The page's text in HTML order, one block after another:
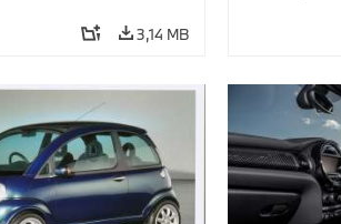
3,14 MB